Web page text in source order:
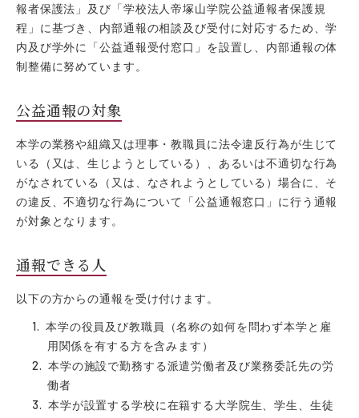
SNS
帝塚山学院通信
アーカイブ
プライバシーポリシー
サイトポリシー
サイトマップ
報者保護法」及び「学校法人帝塚山学院公益通報者保護規
程」に基づき、内部通報の相談及び受付に対応するため、学
内及び学外に「公益通報受付窓口」を設置し、内部通報の体
制整備に努めています。
公益通報の対象
本学の業務や組織又は理事・教職員に法令違反行為が生じて
いる（又は、生じようとしている）、あるいは不適切な行為
がなされている（又は、なされようとしている）場合に、そ
の違反、不適切な行為について「公益通報窓口」に行う通報
が対象となります。
通報できる人
以下の方からの通報を受け付けます。
本学の役員及び教職員（名称の如何を問わず本学と雇
用関係を有する方を含みます）
本学の施設で勤務する派遣労働者及び業務委託先の労
働者
本学が設置する学校に在籍する大学院生、学生、生徒